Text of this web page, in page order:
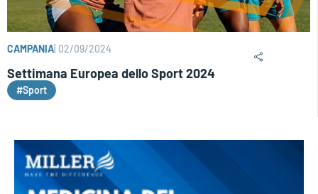
CAMPANIA 02/09/2024
Settimana Europea dello Sport 2024
#Sport